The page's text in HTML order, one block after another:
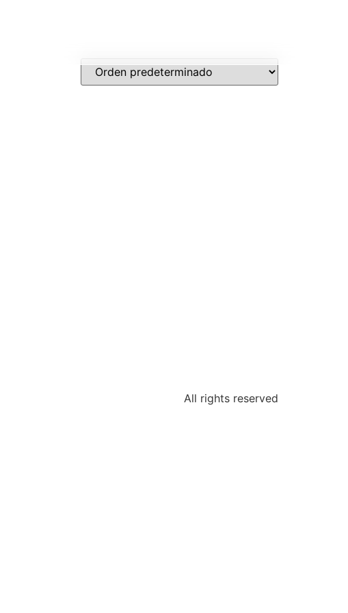
All rights reserved